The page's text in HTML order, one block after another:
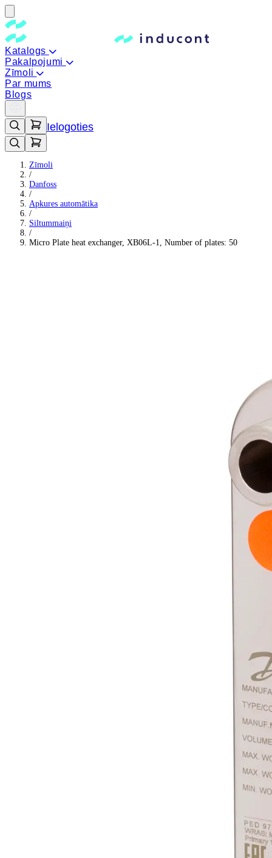
Katalogs
Pakalpojumi
Zīmoli
Par mums
Blogs
Ielogoties
Zīmoli
/
Danfoss
/
Apkures automātika
/
Siltummaiņi
/
Micro Plate heat exchanger, XB06L-1, Number of plates: 50